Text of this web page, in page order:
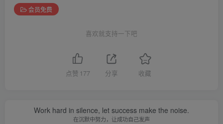
会员免费
喜欢就支持一下吧
点赞 177 分享 收藏
Work hard in silence, let success make the noise.
在沉默中努力，让成功自己发声